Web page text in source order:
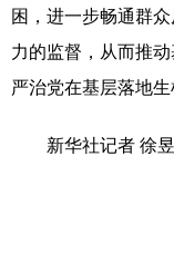
浙江
山东
困，进一步畅通群
力的监督，从而推
严治党在基层落地生
新华社记者 徐